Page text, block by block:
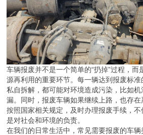
车辆报废并不是一个简单的“扔掉”过程，而
源再利用的重要环节。每一辆达到报废标
私自拆解，都可能对环境造成污染，比如
漏。同时，报废车辆如果继续上路，也存在
按照国家相关规定，及时办理报废手续，
是对社会和环境的负责。
在我们的日常生活中，常见需要报废的车